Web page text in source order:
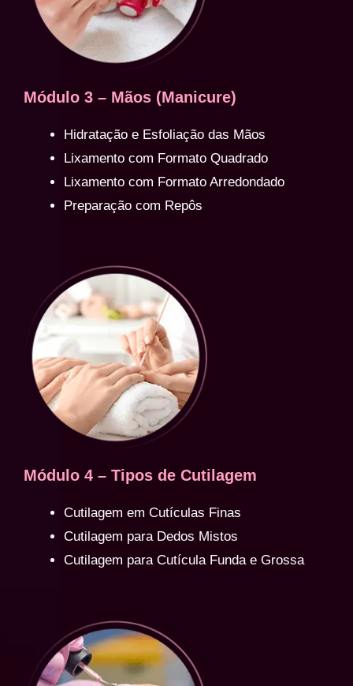
Módulo 3 – Mãos (Manicure)
Hidratação e Esfoliação das Mãos
Lixamento com Formato Quadrado
Lixamento com Formato Arredondado
Preparação com Repôs
Módulo 4 – Tipos de Cutilagem
Cutilagem em Cutículas Finas
Cutilagem para Dedos Mistos
Cutilagem para Cutícula Funda e Grossa